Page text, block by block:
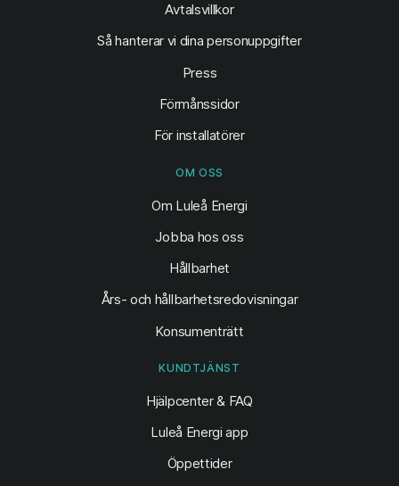
Avtalsvillkor
Så hanterar vi dina personuppgifter
Press
Förmånssidor
För installatörer
OM OSS
Om Luleå Energi
Jobba hos oss
Hållbarhet
Års- och hållbarhetsredovisningar
Konsumenträtt
KUNDTJÄNST
Hjälpcenter & FAQ
Luleå Energi app
Öppettider